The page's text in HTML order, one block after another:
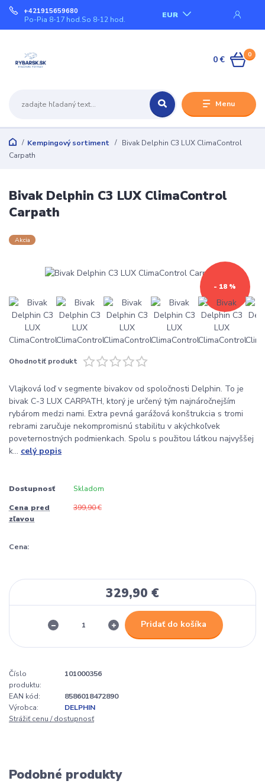
Menu
EUR
+421915659680
Po-Pia 8-17 hod.So 8-12 hod.
0
0 €
Kempingový sortiment
Bivak Delphin C3 LUX ClimaControl
Carpath
Bivak Delphin C3 LUX ClimaControl
Carpath
Akcia
- 18 %
Ohodnotiť produkt
Vlajková loď v segmente bivakov od spoločnosti Delphin. To je
bivak C-3 LUX CARPATH, ktorý je určený tým najnáročnejším
rybárom medzi nami. Extra pevná garážová konštrukcia s tromi
rebrami zaručuje nekompromisnú stabilitu v akýchkoľvek
poveternostných podmienkach. Spolu s použitou látkou najvyššej
k... celý popis
Dostupnosť Skladom
Cena pred
zľavou
399,90 €
Cena:
329,90 €
Pridať do košíka
Číslo
produktu:
101000356
EAN kód:
8586018472890
Výrobca:
DELPHIN
Strážiť cenu / dostupnosť
Podobné produkty